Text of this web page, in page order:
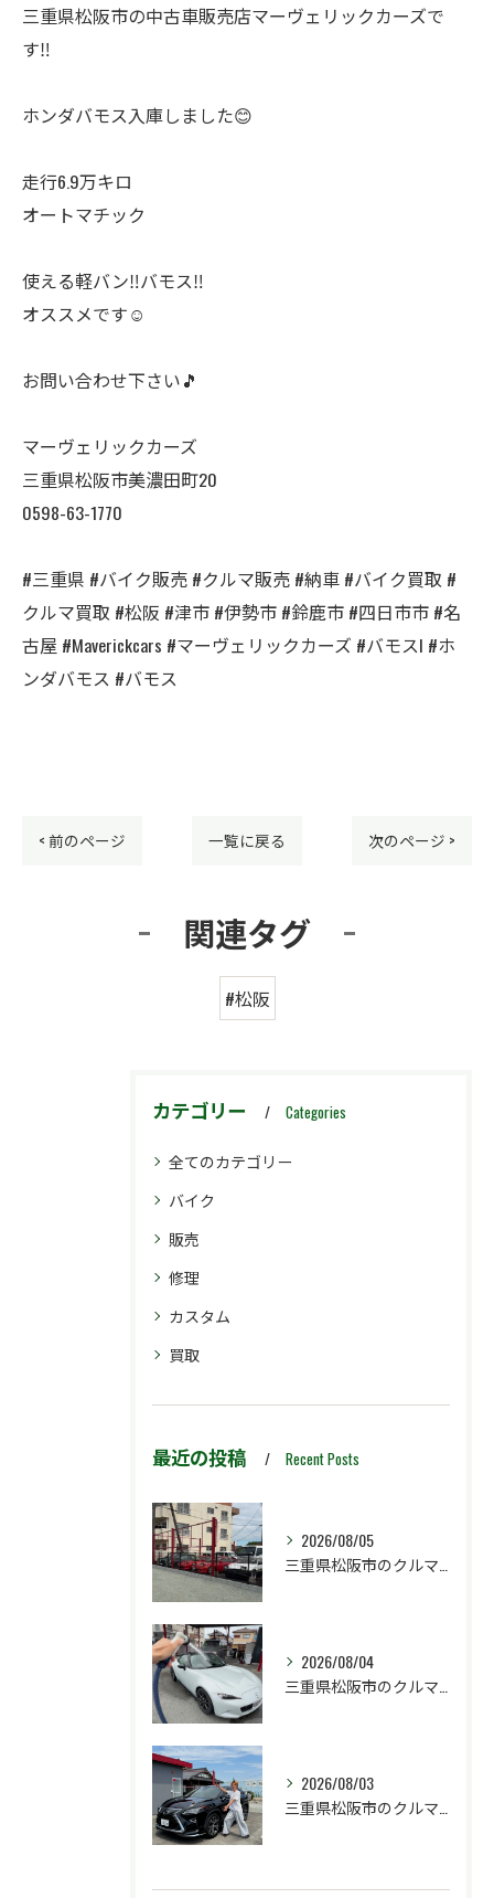
三重県松阪市の中古車販売店マーヴェリックカーズで
す‼️
ホンダバモス入庫しました😊
走行6.9万キロ
オートマチック
使える軽バン‼️バモス‼️
オススメです☺️
お問い合わせ下さい🎵
マーヴェリックカーズ
三重県松阪市美濃田町20
0598-63-1770
#三重県 #バイク販売 #クルマ販売 #納車 #バイク買取 #
クルマ買取 #松阪 #津市 #伊勢市 #鈴鹿市 #四日市市 #名
古屋 #Maverickcars #マーヴェリックカーズ #バモスl #ホ
ンダバモス #バモス
< 前のページ 一覧に戻る 次のページ >
関連タグ
#松阪
カテゴリー Categories
全てのカテゴリー
バイク
販売
修理
カスタム
買取
最近の投稿 Recent Posts
2026/08/05
2026/08/04
2026/08/03